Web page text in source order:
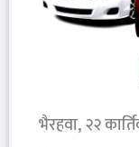
भैरहवा, २२